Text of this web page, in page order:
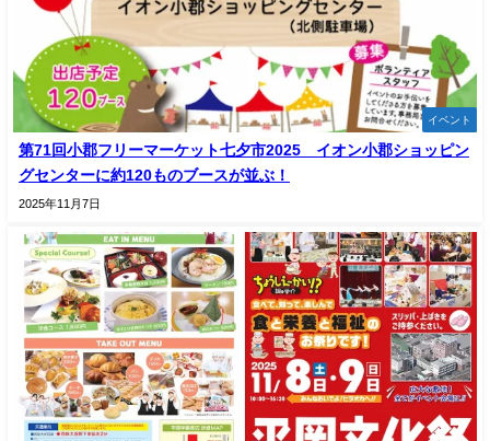
イベント
第71回小郡フリーマーケット七夕市2025 イオン小郡ショッピン
グセンターに約120ものブースが並ぶ！
2025年11月7日